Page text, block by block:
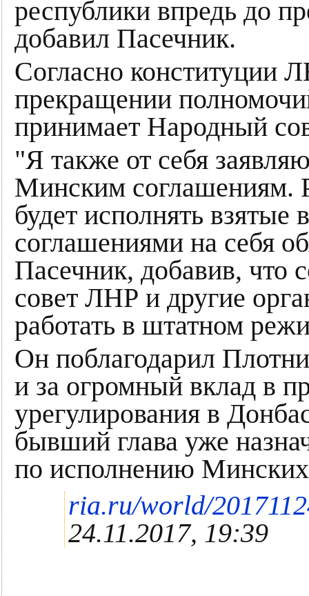
республики впредь до
добавил Пасечник.
Согласно конституции
прекращении
принимает Народный
"Я также от себя
Минским соглашениям.
будет исполнять взятые
соглашениями на себя
Пасечник, добавив, что
совет ЛНР и другие
работать в штатном
Он поблагодарил
и за огромный вклад в
урегулирования в
бывший глава уже
по исполнению
ria.ru/world/
24.11.2017, 19:39